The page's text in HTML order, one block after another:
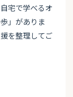
宅で学べるオ
」がありま
を整理してご